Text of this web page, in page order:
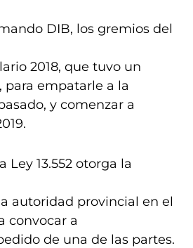
DIB, los gremios del
2018, que tuvo un
para empatarle a la
y comenzar a
Ley 13.552 otorga la
autoridad provincial en el
convocar a
de una de las partes.